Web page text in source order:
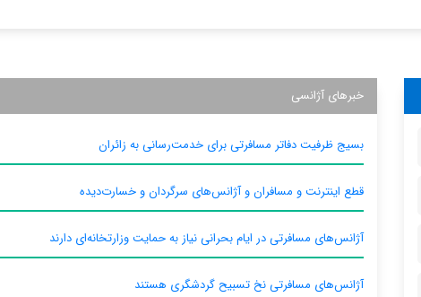
خبرهای آژانسی
بسیج ظرفیت دفاتر مسافرتی برای خدمت‌رسانی به زائران
قطع اینترنت و مسافران و آژانس‌های سرگردان و خسارت‌دیده
آژانس‌های مسافرتی در ایام بحرانی نیاز به حمایت وزارتخانه‌ای دارند
آژانس‌های مسافرتی نخ تسبیح گردشگری هستند